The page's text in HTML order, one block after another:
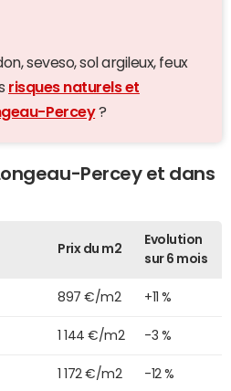
seveso, sol argileux, feux
risques naturels et
Percey?
Percey et dans
Prix du m2
Evolution
sur 6 mois
897 €/m2 +11 %
1 144 €/m2 -3 %
1 172 €/m2 -12 %